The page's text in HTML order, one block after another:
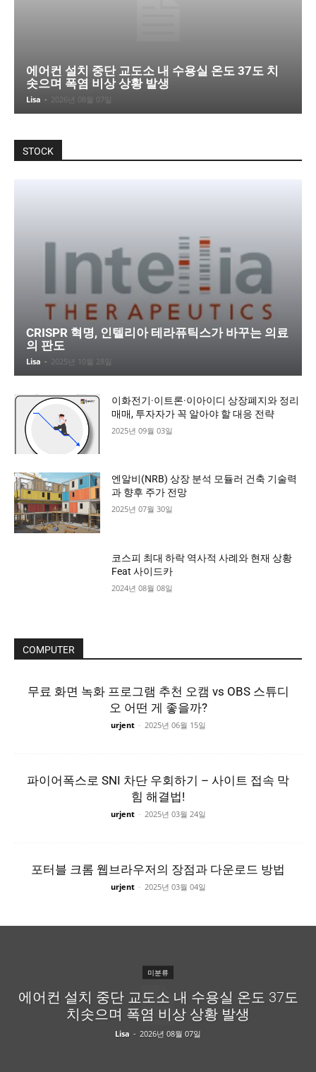
에어컨 설치 중단 교도소 내 수용실 온도 37도 치
솟으며 폭염 비상 상황 발생
Lisa - 2026년 08월 07일
STOCK
CRISPR 혁명, 인텔리아 테라퓨틱스가 바꾸는 의료
의 판도
Lisa - 2025년 10월 28일
이화전기·이트론·이아이디 상장폐지와 정리
매매, 투자자가 꼭 알아야 할 대응 전략
2025년 09월 03일
엔알비(NRB) 상장 분석 모듈러 건축 기술력
과 향후 주가 전망
2025년 07월 30일
코스피 최대 하락 역사적 사례와 현재 상황
Feat 사이드카
2024년 08월 08일
COMPUTER
무료 화면 녹화 프로그램 추천 오캠 vs OBS 스튜디
오 어떤 게 좋을까?
urjent - 2025년 06월 15일
파이어폭스로 SNI 차단 우회하기 – 사이트 접속 막
힘 해결법!
urjent - 2025년 03월 24일
포터블 크롬 웹브라우저의 장점과 다운로드 방법
urjent - 2025년 03월 04일
미분류
에어컨 설치 중단 교도소 내 수용실 온도 37도
치솟으며 폭염 비상 상황 발생
Lisa - 2026년 08월 07일